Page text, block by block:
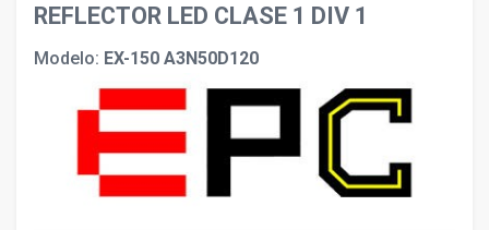
REFLECTOR LED CLASE 1 DIV 1
Modelo: EX-150 A3N50D120